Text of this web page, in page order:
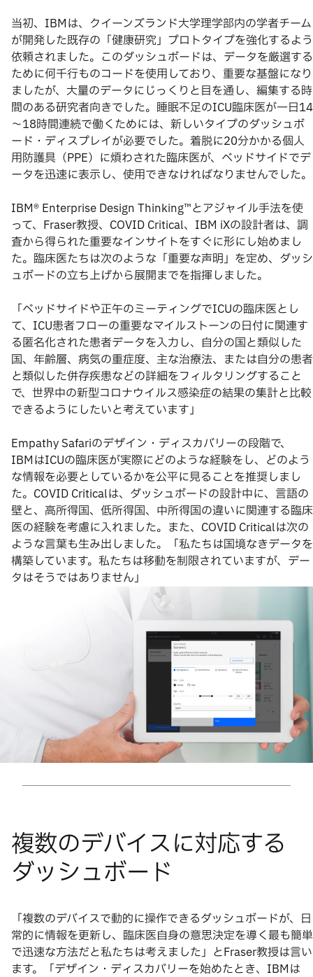
当初、IBMは、クイーンズランド大学理学部内の学者チーム
が開発した既存の「健康研究」プロトタイプを強化するよう
依頼されました。このダッシュボードは、データを厳選する
ために何千行ものコードを使用しており、重要な基盤になり
ましたが、大量のデータにじっくりと目を通し、編集する時
間のある研究者向きでした。睡眠不足のICU臨床医が一日14
～18時間連続で働くためには、新しいタイプのダッシュボ
ード・ディスプレイが必要でした。着脱に20分かかる個人
用防護具（PPE）に煩わされた臨床医が、ベッドサイドでデ
ータを迅速に表示し、使用できなければなりませんでした。
IBM® Enterprise Design Thinking™とアジャイル手法を使
って、Fraser教授、COVID Critical、IBM iXの設計者は、調
査から得られた重要なインサイトをすぐに形にし始めまし
た。臨床医たちは次のような「重要な声明」を定め、ダッシ
ュボードの立ち上げから展開までを指揮しました。
「ベッドサイドや正午のミーティングでICUの臨床医とし
て、ICU患者フローの重要なマイルストーンの日付に関連す
る匿名化された患者データを入力し、自分の国と類似した
国、年齢層、病気の重症度、主な治療法、または自分の患者
と類似した併存疾患などの詳細をフィルタリングすること
で、世界中の新型コロナウイルス感染症の結果の集計と比較
できるようにしたいと考えています」
Empathy Safariのデザイン・ディスカバリーの段階で、
IBMはICUの臨床医が実際にどのような経験をし、どのよう
な情報を必要としているかを公平に見ることを推奨しまし
た。COVID Criticalは、ダッシュボードの設計中に、言語の
壁と、高所得国、低所得国、中所得国の違いに関連する臨床
医の経験を考慮に入れました。また、COVID Criticalは次の
ような言葉も生み出しました。「私たちは国境なきデータを
構築しています。私たちは移動を制限されていますが、デー
タはそうではありません」
「複数のデバイスで動的に操作できるダッシュボードが、日
常的に情報を更新し、臨床医自身の意思決定を導く最も簡単
で迅速な方法だと私たちは考えました」とFraser教授は言い
ます。「デザイン・ディスカバリーを始めたとき、IBMは